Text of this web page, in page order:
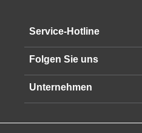
Service-Hotline
Folgen Sie uns
Unternehmen